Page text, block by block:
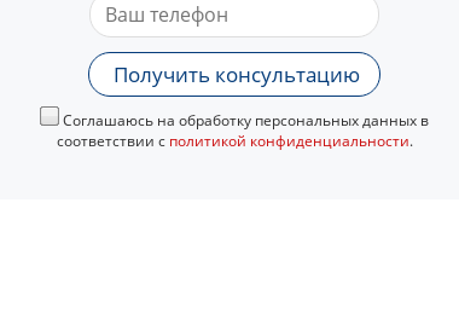
Получить консультацию
Соглашаюсь на обработку персональных данных в
соответствии с политикой конфиденциальности.